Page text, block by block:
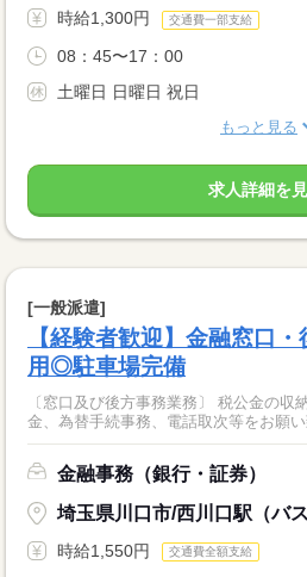
時給1,300円 交通費一部支給
08：45〜17：00
土曜日 日曜日 祝日
もっと見る
求人詳細を
[一般派遣]
【経験者歓迎】金融窓口
用◎駐車場完備
〔窓口及び後方事務業務〕 税公金の収
金、為替手続事務、電話取次等をお願い
金融事務（銀行・証券）
埼玉県川口市/西川口駅（バス
時給1,550円 交通費全額支給